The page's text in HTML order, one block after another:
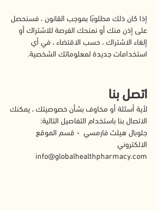
إذا كان ذلك مطلوبًا بموجب القانون ، فسنحصل
على إذن منك أو نمنحك الفرصة للاشتراك أو
إلغاء الاشتراك ، حسب الاقتضاء ، في أي
استخدامات جديدة لمعلوماتك الشخصية.
اتصل بنا
لأية أسئلة أو مخاوف بشأن خصوصيتك ، يمكنك
الاتصال بنا باستخدام التفاصيل التالية:
جلوبال هيلث فارمسي - قسم الموقع
الالكتروني
info@globalhealthpharmacy.com